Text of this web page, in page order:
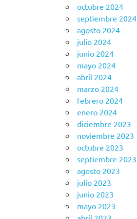
octubre 2024
septiembre 2024
agosto 2024
julio 2024
junio 2024
mayo 2024
abril 2024
marzo 2024
febrero 2024
enero 2024
diciembre 2023
noviembre 2023
octubre 2023
septiembre 2023
agosto 2023
julio 2023
junio 2023
mayo 2023